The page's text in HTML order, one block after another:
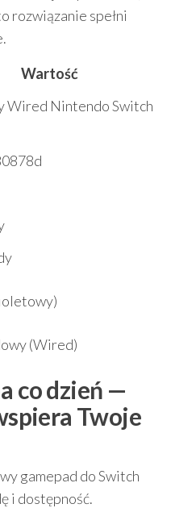
rozwiązanie spełni
Wartość
Wired Nintendo Switch
(Wired)
co dzień —
Twoje
gamepad do Switch
i dostępność.